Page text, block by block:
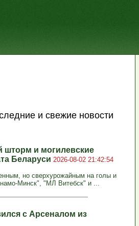
и свежие новости
шторм и могилевские
Беларуси 2026-08-02 21:42:54
но сверхурожайным на голы и
Минск", "МЛ Витебск" и ...
с Арсеналом из